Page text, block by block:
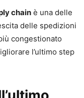
chain è una delle
delle spedizioni
congestionato
l’ultimo step